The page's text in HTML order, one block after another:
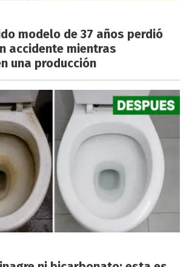
modelo de 37 años perdió
accidente mientras
una producción